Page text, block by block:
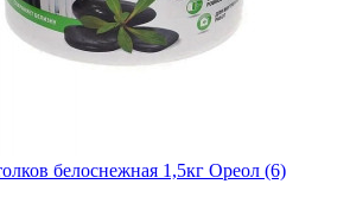
белоснежная 1,5кг Ореол (6)